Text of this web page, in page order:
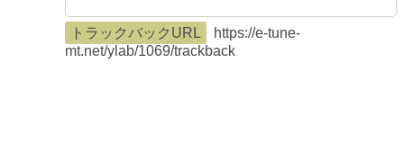
トラックバックURL
https://e-tune-
mt.net/ylab/1069/trackback